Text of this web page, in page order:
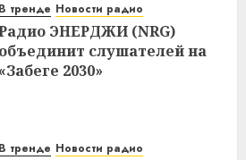
В тренде Новости радио
ЭНЕРДЖИ (NRG)
объединит слушателей на
«Забеге 2030»
В тренде Новости радио